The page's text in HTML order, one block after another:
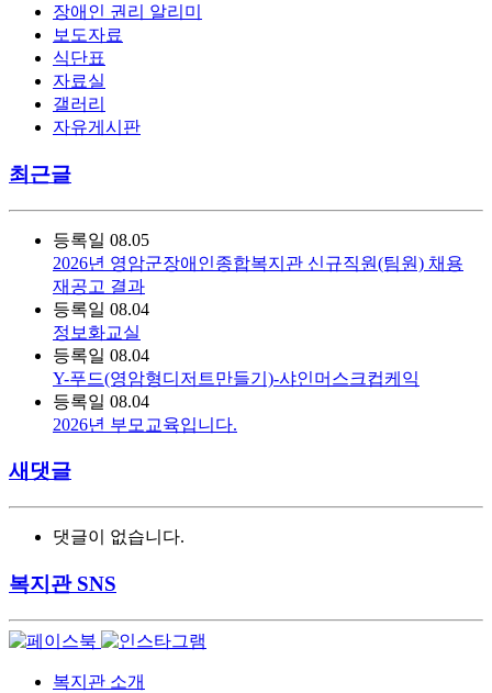
장애인 권리 알리미
보도자료
식단표
자료실
갤러리
자유게시판
최근글
등록일 08.05
2026년 영암군장애인종합복지관 신규직원(팀원) 채용
재공고 결과
등록일 08.04
정보화교실
등록일 08.04
Y-푸드(영암형디저트만들기)-샤인머스크컵케익
등록일 08.04
2026년 부모교육입니다.
새댓글
댓글이 없습니다.
복지관 SNS
복지관 소개